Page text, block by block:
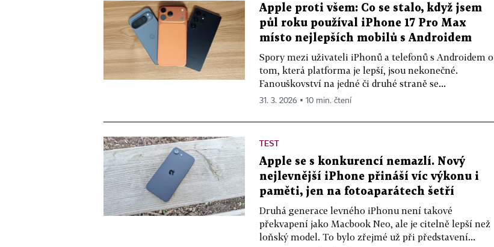
Apple proti všem: Co se stalo, když jsem
půl roku používal iPhone 17 Pro Max
místo nejlepších mobilů s Androidem
Spory mezi uživateli iPhonů a telefonů s Androidem o
tom, která platforma je lepší, jsou nekonečné.
Fanouškovství na jedné či druhé straně se...
31. 3. 2026 ▪ 10 min. čtení
TEST
Apple se s konkurencí nemazlí. Nový
nejlevnější iPhone přináší víc výkonu i
paměti, jen na fotoaparátech šetří
Druhá generace levného iPhonu není takové
překvapení jako Macbook Neo, ale je citelně lepší než
loňský model. To bylo zřejmé už při představení...